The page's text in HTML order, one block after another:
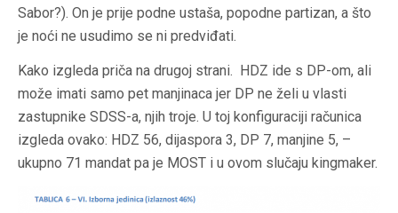
Sabor?). On je prije podne ustaša, popodne partizan, a što
je noći ne usudimo se ni predviđati.
Kako izgleda priča na drugoj strani. HDZ ide s DP-om, ali
može imati samo pet manjinaca jer DP ne želi u vlasti
zastupnike SDSS-a, njih troje. U toj konfiguraciji računica
izgleda ovako: HDZ 56, dijaspora 3, DP 7, manjine 5, –
ukupno 71 mandat pa je MOST i u ovom slučaju kingmaker.